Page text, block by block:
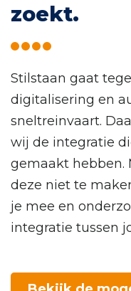
zoekt.
Stilstaan gaat
digitalisering en
sneltreinvaart.
wij de integratie
gemaakt hebben.
deze niet te
je mee en
integratie tussen